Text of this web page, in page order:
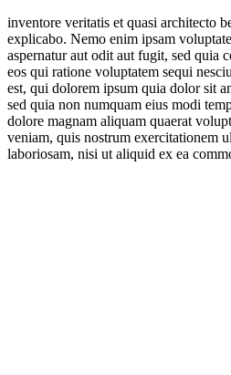
inventore veritatis et quasi architecto
explicabo. Nemo enim ipsam
aspernatur aut odit aut fugit, sed quia
eos qui ratione voluptatem sequi
est, qui dolorem ipsum quia dolor sit
sed quia non numquam eius modi
dolore magnam aliquam quaerat
veniam, quis nostrum exercitationem
laboriosam, nisi ut aliquid ex ea